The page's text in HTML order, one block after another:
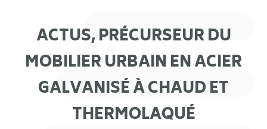
ACTUS, PRÉCURSEUR DU
MOBILIER URBAIN EN ACIER
GALVANISÉ À CHAUD ET
THERMOLAQUÉ